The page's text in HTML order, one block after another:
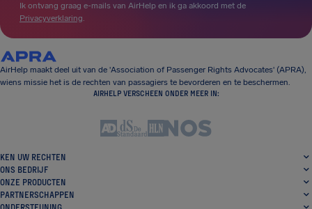
Ik ontvang graag e-mails van AirHelp en ik ga akkoord met de
Privacyverklaring.
AirHelp maakt deel uit van de 'Association of Passenger Rights Advocates' (APRA),
wiens missie het is de rechten van passagiers te bevorderen en te beschermen.
AIRHELP VERSCHEEN ONDER MEER IN:
KEN UW RECHTEN
ONS BEDRIJF
ONZE PRODUCTEN
PARTNERSCHAPPEN
ONDERSTEUNING